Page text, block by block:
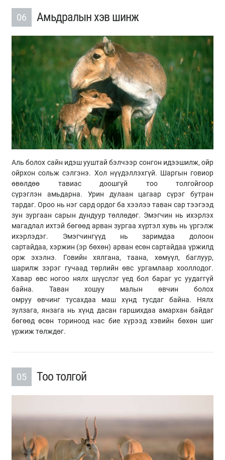
06 Амьдралын хэв шинж
Аль болох сайн идэш ууштай бэлчээр сонгон идээшилж, ойр
ойрхон сольж сэлгэнэ. Хол нүүдэллэхгүй. Шаргын говиор
өвөлдөө тавиас доошгүй тоо толгойгоор
сүрэглэн амьдарна. Урин дулаан цагаар сүрэг бутран
тардаг. Ороо нь нэг сард ордог ба хээлээ таван сар тээгээд
зун зургаан сарын дундуур төллөдөг. Эмэгчин нь ихэрлэх
магадлал ихтэй бөгөөд арван зургаа хүртэл хувь нь үргэлж
ихэрлэдэг. Эмэгчингүүд нь заримдаа долоон
сартайдаа, хэржин (эр бөхөн) арван есөн сартайдаа үржилд
орж эхэлнэ. Говийн хялгана, таана, хөмүүл, баглуур,
шарилж зэрэг гучаад төрлийн өвс ургамлаар хооллодог.
Хавар өвс ногоо нялх шүүслэг үед бол бараг ус уудаггүй
байна. Таван хошуу малын өвчин болох
омруу өвчинг тусахдаа маш хүнд тусдаг байна. Нялх
зулзага, янзага нь хүнд дасан гаршихдаа амархан байдаг
бөгөөд өсөн ториноод нас бие хүрээд хэвийн бөхөн шиг
үржиж төлждөг.
05 Тоо толгой